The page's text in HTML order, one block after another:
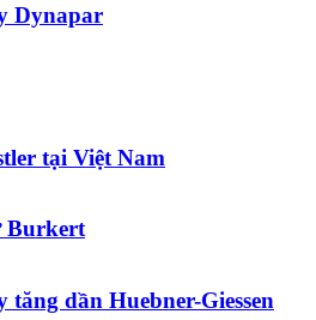
Dynapar
tại Việt Nam
Burkert
dần Huebner-Giessen